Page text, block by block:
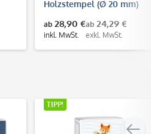
Holzstempel (Ø 20 mm)
ab 28,90 €
inkl. MwSt.
ab 24,29 €
exkl. MwSt.
TIPP!